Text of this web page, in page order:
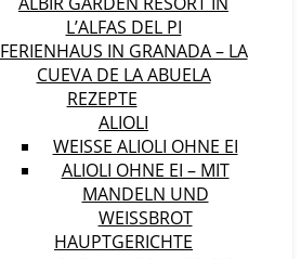
L’ALFAS DEL PI
FERIENHAUS IN GRANADA – LA
CUEVA DE LA ABUELA
REZEPTE
ALIOLI
WEISSE ALIOLI OHNE EI
ALIOLI OHNE EI – MIT
MANDELN UND
WEISSBROT
HAUPTGERICHTE